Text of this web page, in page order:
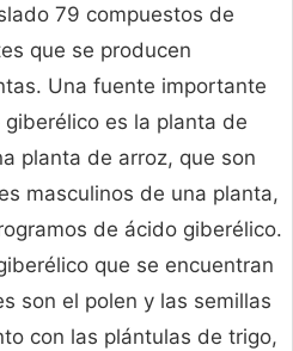
79 compuestos de
que se producen
Una fuente importante
es la planta de
planta de arroz, que son
masculinos de una planta,
de ácido giberélico.
que se encuentran
son el polen y las semillas
con las plántulas de trigo,